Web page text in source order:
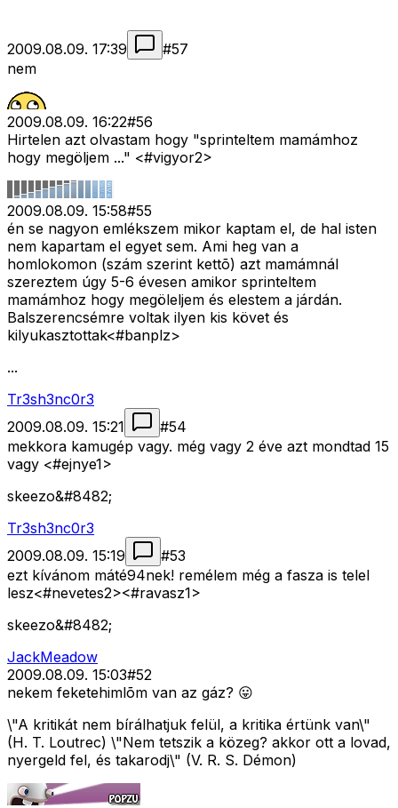
2009.08.09. 17:39 #57
nem
2009.08.09. 16:22#56
Hirtelen azt olvastam hogy "sprinteltem mamámhoz
hogy megöljem ..." <#vigyor2>
2009.08.09. 15:58#55
én se nagyon emlékszem mikor kaptam el, de hal isten
nem kapartam el egyet sem. Ami heg van a
homlokomon (szám szerint kettõ) azt mamámnál
szereztem úgy 5-6 évesen amikor sprinteltem
mamámhoz hogy megöleljem és elestem a járdán.
Balszerencsémre voltak ilyen kis követ és
kilyukasztottak<#banplz>
...
Tr3sh3nc0r3
2009.08.09. 15:21
#54
mekkora kamugép vagy. még vagy 2 éve azt mondtad 15
vagy <#ejnye1>
skeezo&#8482;
Tr3sh3nc0r3
2009.08.09. 15:19
#53
ezt kívánom máté94nek! remélem még a fasza is telel
lesz<#nevetes2><#ravasz1>
skeezo&#8482;
JackMeadow
2009.08.09. 15:03#52
nekem feketehimlõm van az gáz? 😛
\"A kritikát nem bírálhatjuk felül, a kritika értünk van\"
(H. T. Loutrec) \"Nem tetszik a közeg? akkor ott a lovad,
nyergeld fel, és takarodj\" (V. R. S. Démon)